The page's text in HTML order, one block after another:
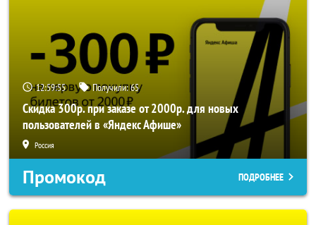
12:59:52 Получили:65
Скидка 300р. при заказе от 2000р. для новых
пользователей в «Яндекс Афише»
Россия
Промокод ПОДРОБНЕЕ